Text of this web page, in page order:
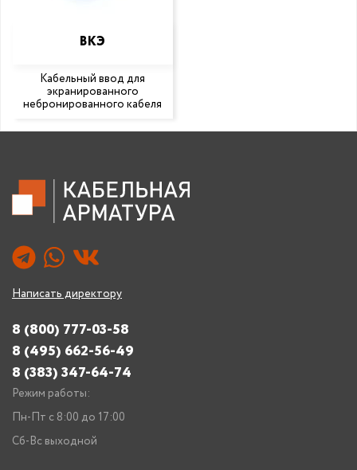
ВКЭ
Кабельный ввод для
экранированного
небронированного кабеля
Написать директору
8 (800) 777-03-58
8 (495) 662-56-49
8 (383) 347-64-74
Режим работы:
Пн-Пт с 8:00 до 17:00
Сб-Вс выходной